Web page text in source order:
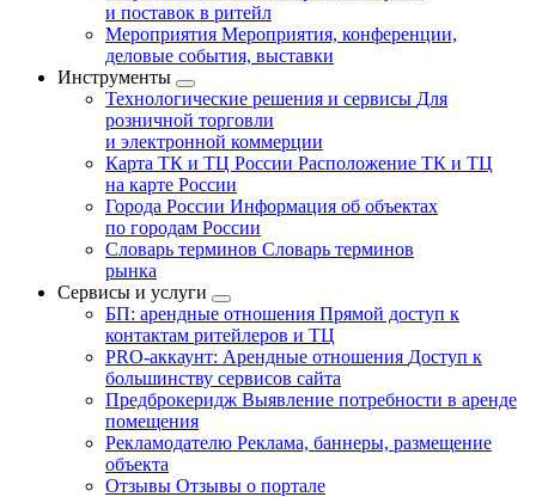
и поставок в ритейл
Мероприятия Мероприятия, конференции,
деловые события, выставки
Инструменты
Технологические решения и сервисы Для
розничной торговли
и электронной коммерции
Карта ТК и ТЦ России Расположение ТК и ТЦ
на карте России
Города России Информация об объектах
по городам России
Словарь терминов Словарь терминов
рынка
Сервисы и услуги
БП: арендные отношения Прямой доступ к
контактам ритейлеров и ТЦ
PRO-аккаунт: Арендные отношения Доступ к
большинству сервисов сайта
Предброкеридж Выявление потребности в аренде
помещения
Рекламодателю Реклама, баннеры, размещение
объекта
Отзывы Отзывы о портале